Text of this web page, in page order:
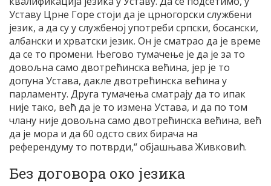
Уставу Црне Горе стоји да је црногорски службени
језик, а да су у службеној употреби српски, босански,
албански и хрватски језик. Он је сматрао да је време
да се то промени. Његово тумачење је да је за то
довољна само двотрећинска већина, јер је то
допуна Устава, дакле двотрећинска већина у
парламенту. Друга тумачења сматрају да то ипак
није тако, већ да је то измена Устава, и да по том
члану није довољна само двотрећинска већина, већ
да је мора и да 60 одсто свих бирача на
референдуму то потврди,“ објашњава Живковић.
Без договора око језика